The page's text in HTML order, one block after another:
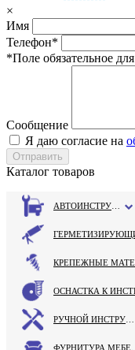
×
Имя
Телефон*
*Поле обязательное
Сообщение
Я даю согласие на
Каталог товаров